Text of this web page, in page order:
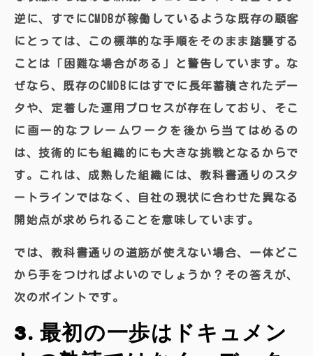
逆に、すでにCMDBが稼働しているような既存の顧客
にとっては、この標準的な手順をそのまま踏襲する
ことは「困難な場合がある」と警告しています。な
ぜなら、既存のCMDBにはすでに長年蓄積されたデー
タや、定着した運用プロセスが存在しており、そこ
に画一的なフレームワークを後から当てはめるの
は、技術的にも組織的にも大きな挑戦となるからで
す。これは、成熟した組織には、教科書通りのスタ
ートラインではなく、自社の現状に合わせた異なる
開始点が求められることを意味しています。
では、教科書通りの道筋が使えない場合、一体どこ
から手をつければよいのでしょうか？その答えが、
次のポイントです。
3. 最初の一歩はドキュメン